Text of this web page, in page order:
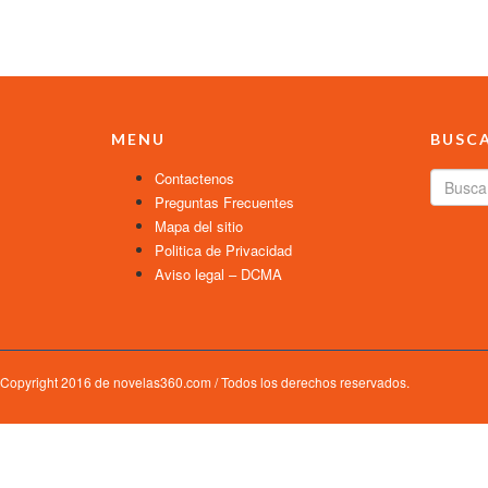
MENU
Contactenos
Preguntas Frecuentes
Mapa del sitio
Politica de Privacidad
Aviso legal – DCMA
Copyright 2016 de novelas360.com / Todos los derechos reservados.